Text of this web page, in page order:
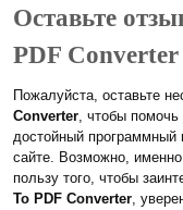
Оставьте
PDF Converter
Пожалуйста, оставьте
Converter, чтобы помочь
достойный программный
сайте. Возможно,
пользу того, чтобы
To PDF Converter,